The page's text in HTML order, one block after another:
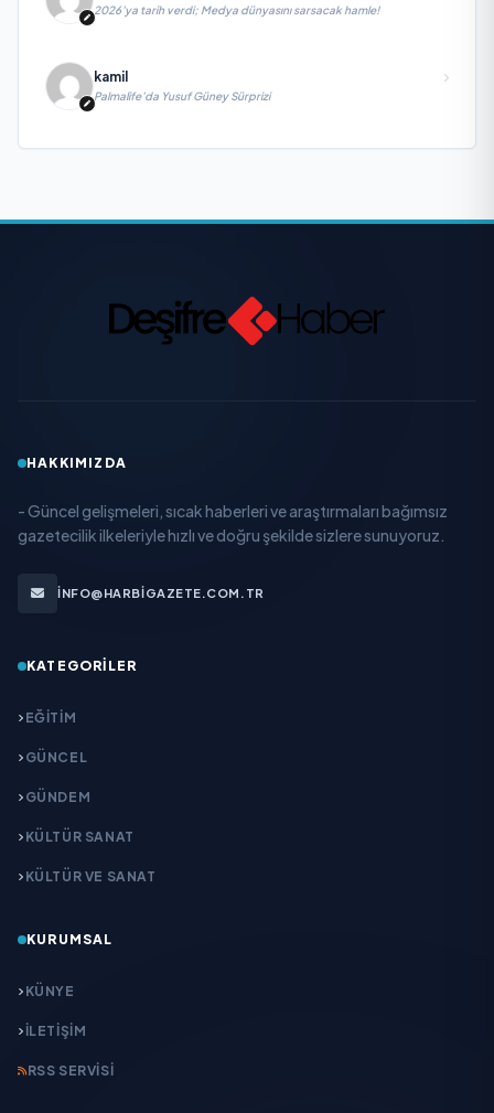
2026’ya tarih verdi; Medya dünyasını sarsacak hamle!
kamil
Palmalife’da Yusuf Güney Sürprizi
HAKKIMIZDA
- Güncel gelişmeleri, sıcak haberleri ve araştırmaları bağımsız
gazetecilik ilkeleriyle hızlı ve doğru şekilde sizlere sunuyoruz.
INFO@HARBIGAZETE.COM.TR
KATEGORILER
EĞITIM
GÜNCEL
GÜNDEM
KÜLTÜR SANAT
KÜLTÜR VE SANAT
KURUMSAL
KÜNYE
İLETIŞIM
RSS SERVISI